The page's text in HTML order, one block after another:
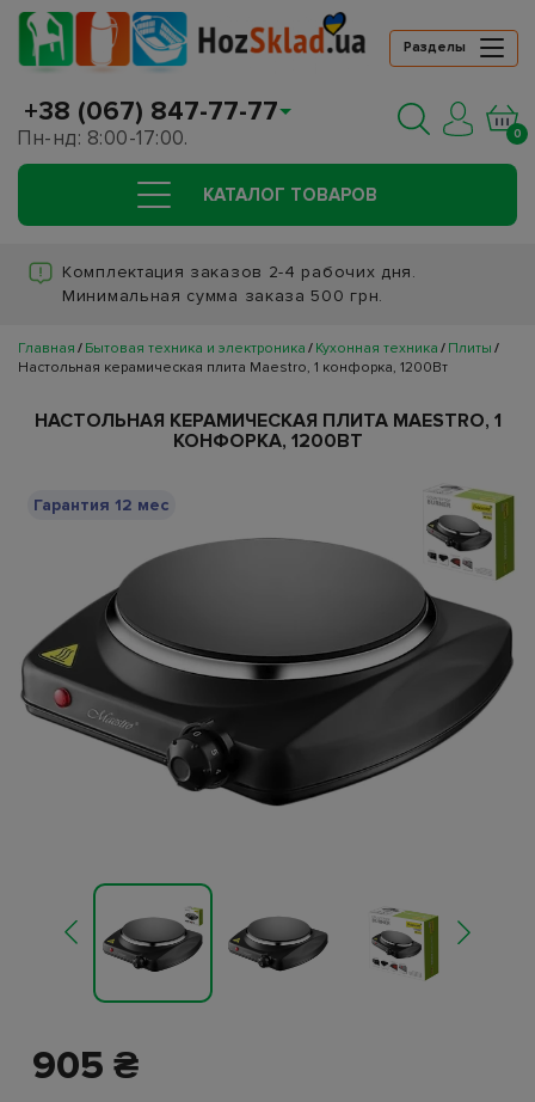
Разделы
+38 (067) 847-77-77
Пн-нд: 8:00-17:00. 0
КАТАЛОГ ТОВАРОВ
Комплектация заказов 2-4 рабочих дня.
Минимальная сумма заказа 500 грн.
Главная Бытовая техника и электроника Кухонная техника
Плиты
Настольная керамическая плита Maestro, 1 конфорка, 1200Вт
НАСТОЛЬНАЯ КЕРАМИЧЕСКАЯ ПЛИТА MAESTRO, 1
КОНФОРКА, 1200ВТ
Гарантия 12 мес
905 ₴